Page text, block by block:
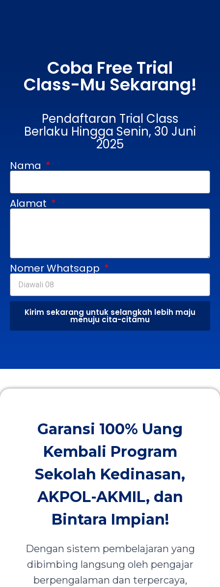
Coba Free Trial
Class-Mu Sekarang!
Pendaftaran Trial Class
Berlaku Hingga Senin, 30 Juni
2025
Nama
Alamat
Nomer Whatsapp
Kirim sekarang untuk selangkah lebih maju
menuju cita-citamu
Garansi 100% Uang
Kembali Program
Sekolah Kedinasan,
AKPOL-AKMIL, dan
Bintara Impian!
Dengan sistem pembelajaran yang
dibimbing langsung oleh pengajar
berpengalaman dan terpercaya,